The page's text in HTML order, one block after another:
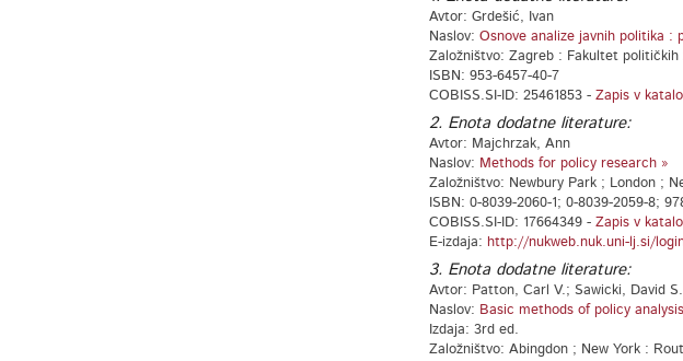
Avtor: Grdešić, Ivan
Naslov: Osnove analize javnih politika :
Založništvo: Zagreb : Fakultet političkih
ISBN: 953-6457-40-7
COBISS.SI-ID: 25461853 - Zapis v
2. Enota dodatne literature:
Avtor: Majchrzak, Ann
Naslov: Methods for policy research »
Založništvo: Newbury Park ; London ;
ISBN: 0-8039-2060-1; 0-8039-2059-8;
COBISS.SI-ID: 17664349 - Zapis v
E-izdaja: http://nukweb.nuk.uni-lj.si/
3. Enota dodatne literature:
Avtor: Patton, Carl V.; Sawicki, David
Naslov: Basic methods of policy
Izdaja: 3rd ed.
Založništvo: Abingdon ; New York :